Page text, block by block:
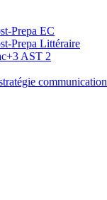
Prepa EC
Prepa Littéraire
AST 2
communication